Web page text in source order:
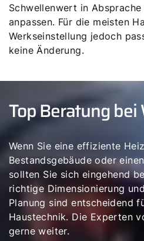
Schwellenwert in
anpassen. Für die meisten
Werkseinstellung jedoch
keine Änderung.
Top Beratung bei
Wenn Sie eine effiziente
Bestandsgebäude oder
sollten Sie sich eingehend
richtige Dimensionierung
Planung sind entscheidend
Haustechnik. Die Experten
gerne weiter.